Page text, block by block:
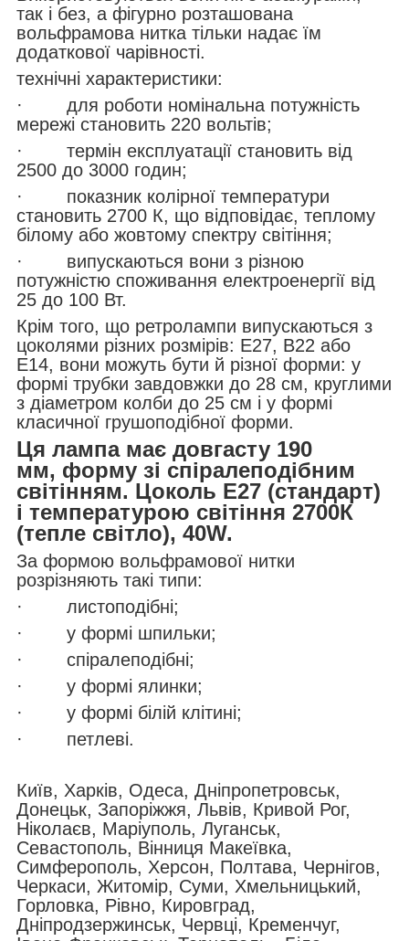
так і без, а фігурно розташована
вольфрамова нитка тільки надає їм
додаткової чарівності.
технічні характеристики:
· для роботи номінальна потужність
мережі становить 220 вольтів;
· термін експлуатації становить від
2500 до 3000 годин;
· показник колірної температури
становить 2700 К, що відповідає, теплому
білому або жовтому спектру світіння;
· випускаються вони з різною
потужністю споживання електроенергії від
25 до 100 Вт.
Крім того, що ретролампи випускаються з
цоколями різних розмірів: E27, B22 або
E14, вони можуть бути й різної форми: у
формі трубки завдовжки до 28 см, круглими
з діаметром колби до 25 см і у формі
класичної грушоподібної форми.
Ця лампа має довгасту 190
мм, форму зі спіралеподібним
світінням. Цоколь Е27 (стандарт)
і температурою світіння 2700К
(тепле світло), 40W.
За формою вольфрамової нитки
розрізняють такі типи:
· листоподібні;
· у формі шпильки;
· спіралеподібні;
· у формі ялинки;
· у формі білій клітині;
· петлеві.
Київ, Харків, Одеса, Дніпропетровськ,
Донецьк, Запоріжжя, Львів, Кривой Рог,
Ніколаєв, Маріуполь, Луганськ,
Севастополь, Вінниця Макеївка,
Симферополь, Херсон, Полтава, Чернігов,
Черкаси, Житомір, Суми, Хмельницький,
Горловка, Рівно, Кировград,
Дніпродзержинськ, Червці, Кременчуг,